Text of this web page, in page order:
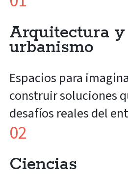
Arquitectura y
urbanismo
Espacios para
construir soluciones
desafíos reales del
02
Ciencias